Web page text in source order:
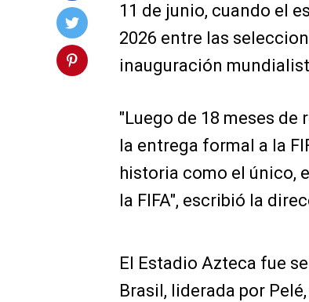
11 de junio, cuando el
2026 entre las
inauguración
"Luego de 18 meses
la entrega formal a la
historia como el único,
la FIFA", escribió la
El Estadio Azteca fue
Brasil, liderada por